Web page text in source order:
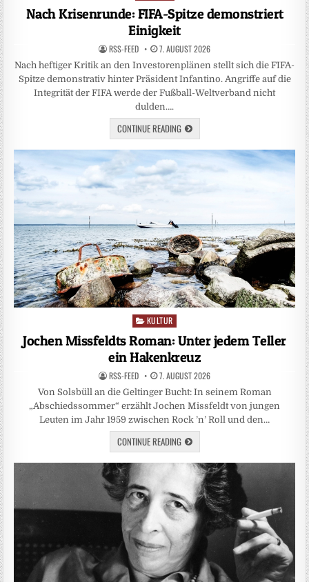
in
Nach Krisenrunde: FIFA-Spitze demonstriert
Einigkeit
RSS-FEED 7. AUGUST 2026
Nach heftiger Kritik an den Investorenplänen stellt sich die FIFA-
Spitze demonstrativ hinter Präsident Infantino. Angriffe auf die
Integrität der FIFA werde der Fußball-Weltverband nicht
dulden….
CONTINUE READING
Posted
in
KULTUR
Jochen Missfeldts Roman: Unter jedem Teller
ein Hakenkreuz
RSS-FEED 7. AUGUST 2026
Von Solsbüll an die Geltinger Bucht: In seinem Roman
„Abschiedssommer“ erzählt Jochen Missfeldt von jungen
Leuten im Jahr 1959 zwischen Rock ’n’ Roll und den…
CONTINUE READING